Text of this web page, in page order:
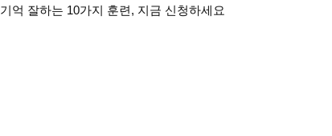
기억 잘하는 10가지 훈련, 지금 신청하세요